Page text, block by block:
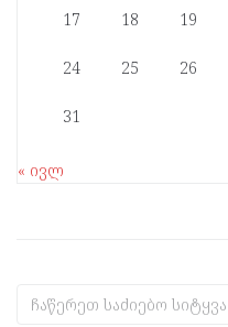
17 18 19
24 25 26
31
« ივლ